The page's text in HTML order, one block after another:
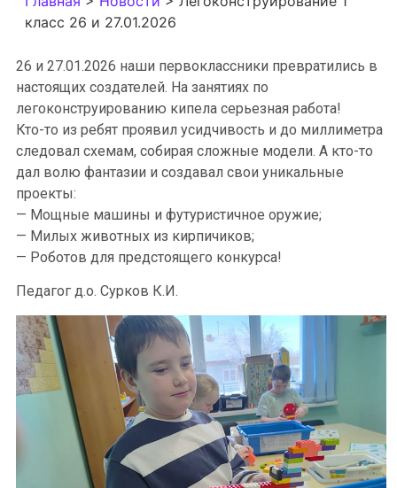
класс 26 и 27.01.2026
26 и 27.01.2026 наши первоклассники превратились в
настоящих создателей. На занятиях по
легоконструированию кипела серьезная работа!
Кто-то из ребят проявил усидчивость и до миллиметра
следовал схемам, собирая сложные модели. А кто-то
дал волю фантазии и создавал свои уникальные
проекты:
— Мощные машины и футуристичное оружие;
— Милых животных из кирпичиков;
— Роботов для предстоящего конкурса!
Педагог д.о. Сурков К.И.